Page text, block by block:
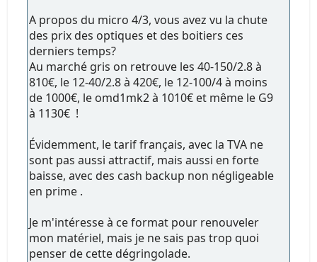
A propos du micro 4/3, vous avez vu la chute
des prix des optiques et des boitiers ces
derniers temps?
Au marché gris on retrouve les 40-150/2.8 à
810€, le 12-40/2.8 à 420€, le 12-100/4 à moins
de 1000€, le omd1mk2 à 1010€ et même le G9
à 1130€ !
Évidemment, le tarif français, avec la TVA ne
sont pas aussi attractif, mais aussi en forte
baisse, avec des cash backup non négligeable
en prime .
Je m'intéresse à ce format pour renouveler
mon matériel, mais je ne sais pas trop quoi
penser de cette dégringolade.